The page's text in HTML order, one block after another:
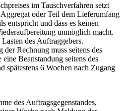
im Tauschverfahren setzt
Aggregat oder Teil dem Lieferumfang
entspricht und dass es keinen
unmöglich macht.
des Auftraggebers.
Rechnung muss seitens des
Beanstandung seitens des
spätestens 6 Wochen nach Zugang
des Auftragsgegenstandes,